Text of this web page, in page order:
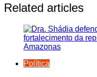
Related articles
Política